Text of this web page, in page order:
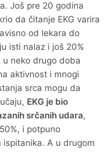
Još pre 20 godina
da čitanje EKG varira
od lekara do
isti nalaz i još 20%
neko drugo doba
aktivnost i mnogi
srca mogu da
EKG je bio
srčanih udara,
i potpuno
A u drugom